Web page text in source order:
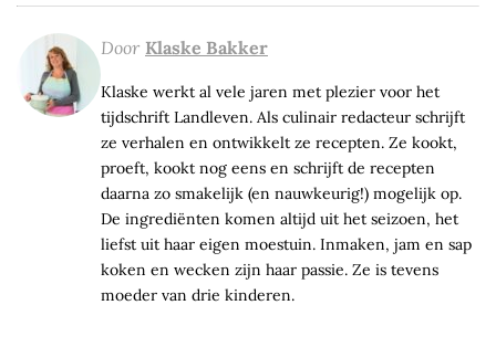
Door Klaske Bakker
Klaske werkt al vele jaren met plezier voor het
tijdschrift Landleven. Als culinair redacteur schrijft
ze verhalen en ontwikkelt ze recepten. Ze kookt,
proeft, kookt nog eens en schrijft de recepten
daarna zo smakelijk (en nauwkeurig!) mogelijk op.
De ingrediënten komen altijd uit het seizoen, het
liefst uit haar eigen moestuin. Inmaken, jam en sap
koken en wecken zijn haar passie. Ze is tevens
moeder van drie kinderen.